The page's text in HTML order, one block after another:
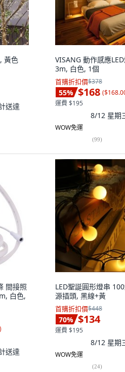
黃色
送達
VISANG 動作感應
3m, 白色, 1個
首購折扣價$378
55% $168 (
運費 $195
8/12 星期
WOW免運
(99)
間接照
白色,
)
送達
LED聖誕圓形燈串
源插頭, 黑線+黃
首購折扣價$448
70% $134
運費 $195
8/12 星期
WOW免運
(24)